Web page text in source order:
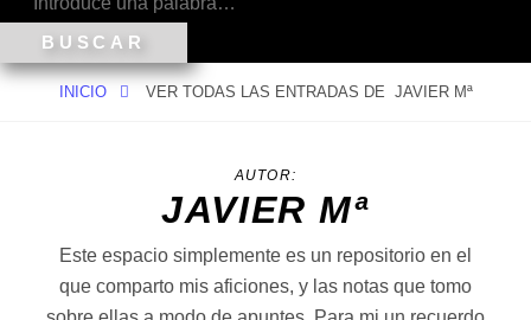
BUSCAR
INICIO VER TODAS LAS ENTRADAS DE JAVIER Mª
AUTOR:
JAVIER Mª
Este espacio simplemente es un repositorio en el
que comparto mis aficiones, y las notas que tomo